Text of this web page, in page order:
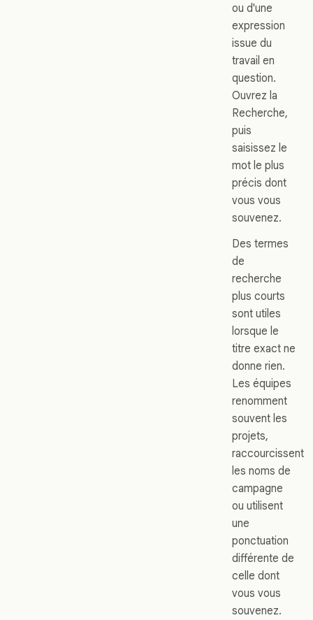
ou d'une
expression
issue du
travail en
question.
Ouvrez la
Recherche,
puis
saisissez le
mot le plus
précis dont
vous vous
souvenez.
Des termes
de
recherche
plus courts
sont utiles
lorsque le
titre exact ne
donne rien.
Les équipes
renomment
souvent les
projets,
raccourcissent
les noms de
campagne
ou utilisent
une
ponctuation
différente de
celle dont
vous vous
souvenez.